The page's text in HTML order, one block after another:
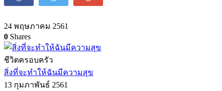
24 พฤษภาคม 2561
0 Shares
ชีวิตครอบครัว
สิ่งที่จะทำให้ฉันมีความสุข
13 กุมภาพันธ์ 2561